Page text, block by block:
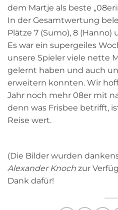
dem Martje als beste
In der Gesamtwertung
Plätze 7 (Sumo), 8 (Hanno)
Es war ein supergeiles
unsere Spieler viele nette
gelernt haben und auch
erweitern konnten. Wir
Jahr noch mehr 08er mit
denn was Frisbee betrifft,
Reise wert.
(Die Bilder wurden
Alexander Knoch zur
Dank dafür!